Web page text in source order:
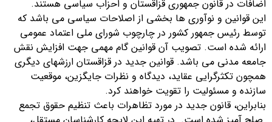
اضافات در قانون جمهوری قزاقستان و احزاب سیاسی هستند.
این قوانین و نوآوری ها بخشی از اصلاحات سیاسی می باشد که
توسط رئیس جمهور کشور در چارچوب شورای ملی اعتماد عمومی
ارائه شده است. تصویب آن قوانین گام مهمی جهت افزایش نقش
جامعه مدنی می باشد. قوانین جدید در قزاقستان ارزشهای دیگری
همچون تکثرگرایی عقاید، دیدگاه و نظرات جایگزین، موقعیت
سازنده و مسئولیت را تقویت خواهند کرد.
بنابراین، قانون جدید در مورد تظاهرات باعث تنظیم حقوق تجمع